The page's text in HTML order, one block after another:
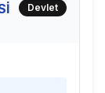
Devlet